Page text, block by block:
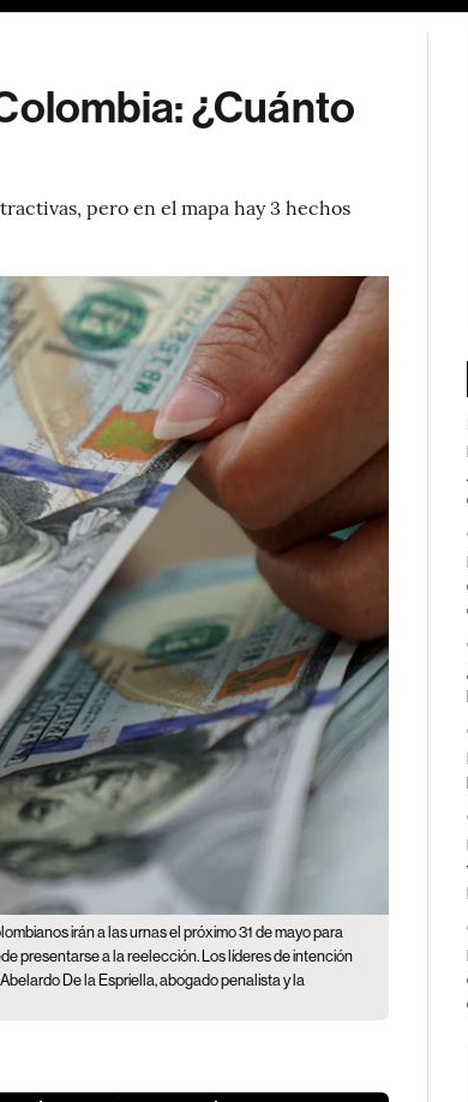
¿Cuánto
pero en el mapa hay 3 hechos
irán a las urnas el próximo 31 de mayo para
presentarse a la reelección. Los líderes de intención
De la Espriella, abogado penalista y la